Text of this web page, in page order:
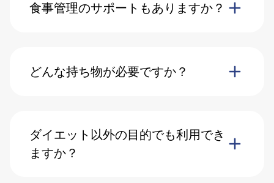
食事管理のサポートもありますか？
どんな持ち物が必要ですか？
ダイエット以外の目的でも利用でき
ますか？